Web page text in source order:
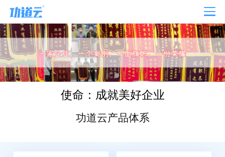
使命：成就美好企业
功道云产品体系